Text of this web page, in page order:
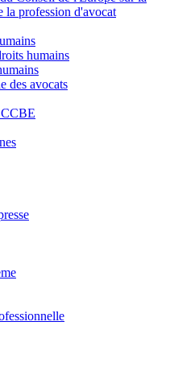
la profession d'avocat
humains
des avocats